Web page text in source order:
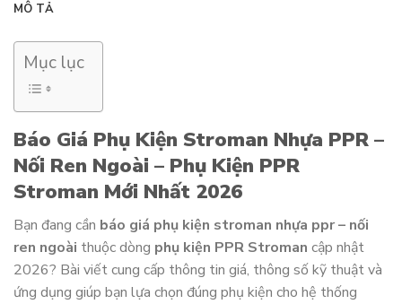
MÔ TẢ
Mục lục
Báo Giá Phụ Kiện Stroman Nhựa PPR –
Nối Ren Ngoài – Phụ Kiện PPR
Stroman Mới Nhất 2026
Bạn đang cần báo giá phụ kiện stroman nhựa ppr – nối
ren ngoài thuộc dòng phụ kiện PPR Stroman cập nhật
2026? Bài viết cung cấp thông tin giá, thông số kỹ thuật và
ứng dụng giúp bạn lựa chọn đúng phụ kiện cho hệ thống